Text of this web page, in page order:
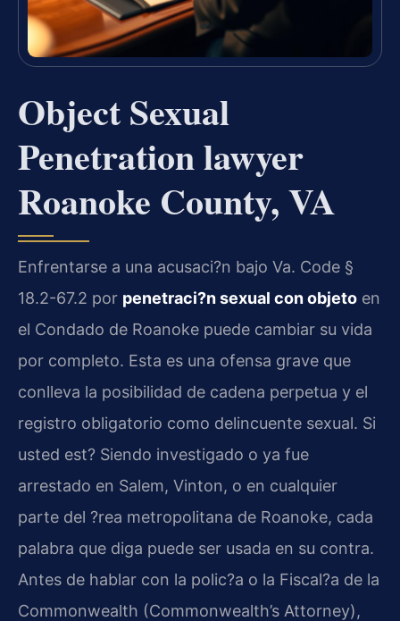
Object Sexual
Penetration lawyer
Roanoke County, VA
Enfrentarse a una acusaci?n bajo Va. Code §
18.2-67.2 por penetraci?n sexual con objeto en
el Condado de Roanoke puede cambiar su vida
por completo. Esta es una ofensa grave que
conlleva la posibilidad de cadena perpetua y el
registro obligatorio como delincuente sexual. Si
usted est? Siendo investigado o ya fue
arrestado en Salem, Vinton, o en cualquier
parte del ?rea metropolitana de Roanoke, cada
palabra que diga puede ser usada en su contra.
Antes de hablar con la polic?a o la Fiscal?a de la
Commonwealth (Commonwealth’s Attorney),